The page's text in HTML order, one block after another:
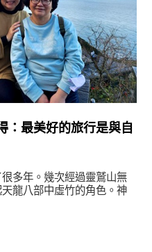
：最美好的旅行是與自
多年。幾次經過靈鷲山無
龍八部中虛竹的角色。神